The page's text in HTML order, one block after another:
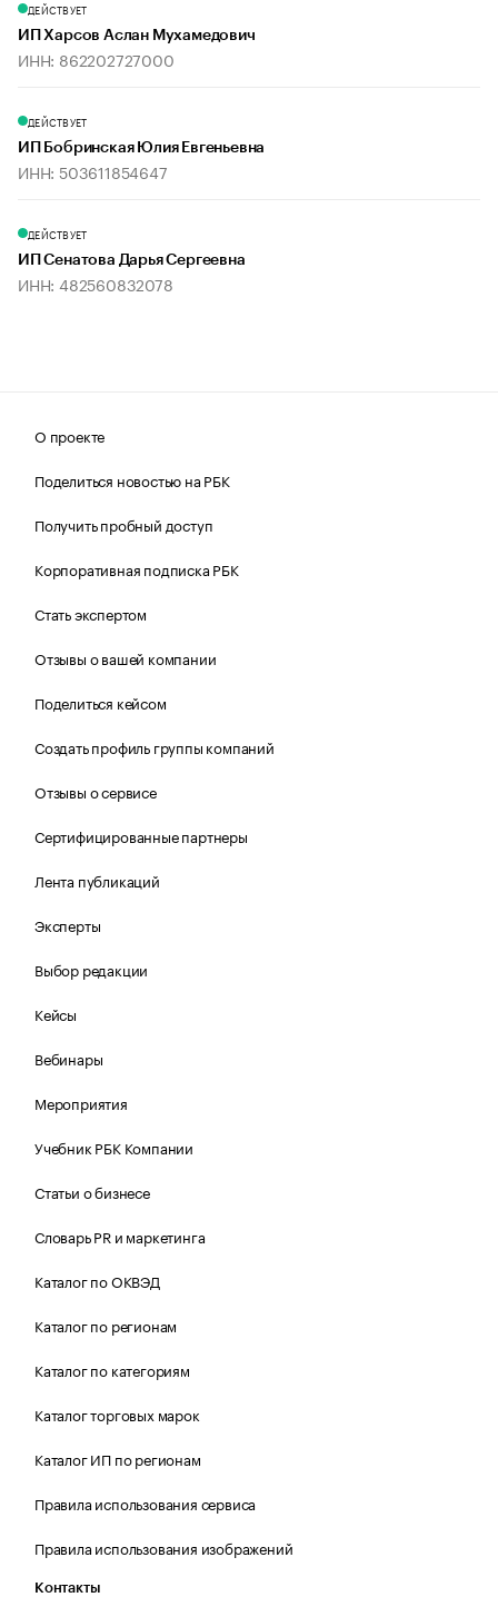
ДЕЙСТВУЕТ
ИП Харсов Аслан Мухамедович
ИНН: 862202727000
ДЕЙСТВУЕТ
ИП Бобринская Юлия Евгеньевна
ИНН: 503611854647
ДЕЙСТВУЕТ
ИП Сенатова Дарья Сергеевна
ИНН: 482560832078
О проекте
Поделиться новостью на РБК
Получить пробный доступ
Корпоративная подписка РБК
Стать экспертом
Отзывы о вашей компании
Поделиться кейсом
Создать профиль группы компаний
Отзывы о сервисе
Сертифицированные партнеры
Лента публикаций
Эксперты
Выбор редакции
Кейсы
Вебинары
Мероприятия
Учебник РБК Компании
Статьи о бизнесе
Словарь PR и маркетинга
Каталог по ОКВЭД
Каталог по регионам
Каталог по категориям
Каталог торговых марок
Каталог ИП по регионам
Правила использования сервиса
Правила использования изображений
Контакты